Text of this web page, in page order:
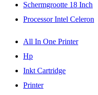
Schermgrootte 18 Inch
Processor Intel Celeron
All In One Printer
Hp
Inkt Cartridge
Printer